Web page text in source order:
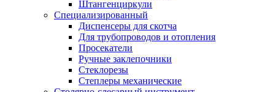
Штангенциркули
Специализированный
Диспенсеры для скотча
Для трубопроводов и отопления
Просекатели
Ручные заклепочники
Стеклорезы
Степлеры механические